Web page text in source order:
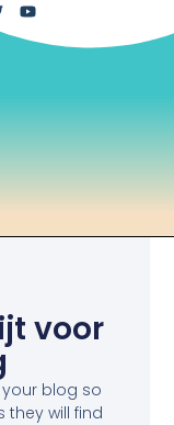
voor
blog so
they will find